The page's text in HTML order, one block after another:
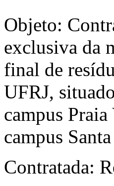
Objeto:
exclusiva da
final de
UFRJ,
campus
campus
Contratada: